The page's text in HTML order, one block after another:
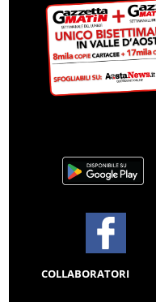
COLLABORATORI